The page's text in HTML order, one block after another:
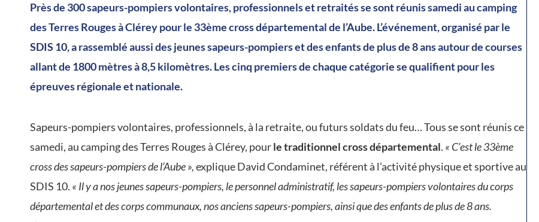
Près de 300 sapeurs-pompiers volontaires, professionnels et retraités se sont réunis samedi au camping
des Terres Rouges à Clérey pour le 33ème cross départemental de l’Aube. L’événement, organisé par le
SDIS 10, a rassemblé aussi des jeunes sapeurs-pompiers et des enfants de plus de 8 ans autour de courses
allant de 1800 mètres à 8,5 kilomètres. Les cinq premiers de chaque catégorie se qualifient pour les
épreuves régionale et nationale.
Sapeurs-pompiers volontaires, professionnels, à la retraite, ou futurs soldats du feu… Tous se sont réunis ce
samedi, au camping des Terres Rouges à Clérey, pourle traditionnel cross départemental. « C’est le 33ème
cross des sapeurs-pompiers de l’Aube »,explique David Condaminet, référent à l’activité physique et sportive au
SDIS 10. « Il y a nos jeunes sapeurs-pompiers, le personnel administratif, les sapeurs-pompiers volontaires du corps
départemental et des corps communaux, nos anciens sapeurs-pompiers, ainsi que des enfants de plus de 8 ans.